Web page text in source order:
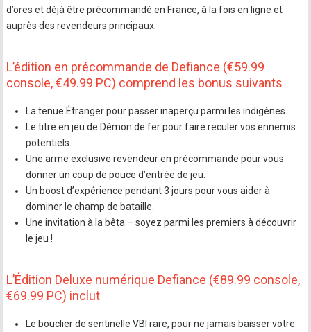
d’ores et déjà être précommandé en France, à la fois en ligne et
auprès des revendeurs principaux.
L’édition en précommande de Defiance (€59.99
console, €49.99 PC) comprend les bonus suivants
La tenue Étranger pour passer inaperçu parmi les indigènes.
Le titre en jeu de Démon de fer pour faire reculer vos ennemis
potentiels.
Une arme exclusive revendeur en précommande pour vous
donner un coup de pouce d’entrée de jeu.
Un boost d’expérience pendant 3 jours pour vous aider à
dominer le champ de bataille.
Une invitation à la bêta – soyez parmi les premiers à découvrir
le jeu !
L’Édition Deluxe numérique Defiance (€89.99 console,
€69.99 PC) inclut
Le bouclier de sentinelle VBI rare, pour ne jamais baisser votre